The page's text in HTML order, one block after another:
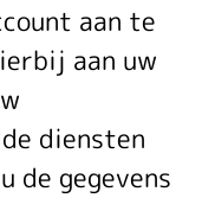
aan te
aan uw
diensten
de gegevens